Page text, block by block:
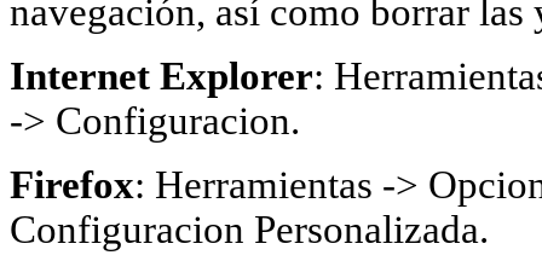
navegación, así como borrar las
Internet Explorer:
-> Configuracion.
Firefox: Herramientas ->
Configuracion Personalizada.